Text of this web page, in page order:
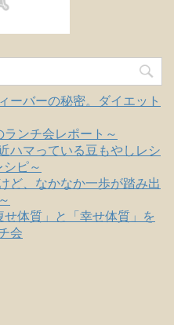
ーバーの秘密。ダイエット
ンチ会レポート～
ハマっている豆もやしレシ
ピ～
ど、なかなか一歩が踏み出
せ体質」と「幸せ体質」を
会